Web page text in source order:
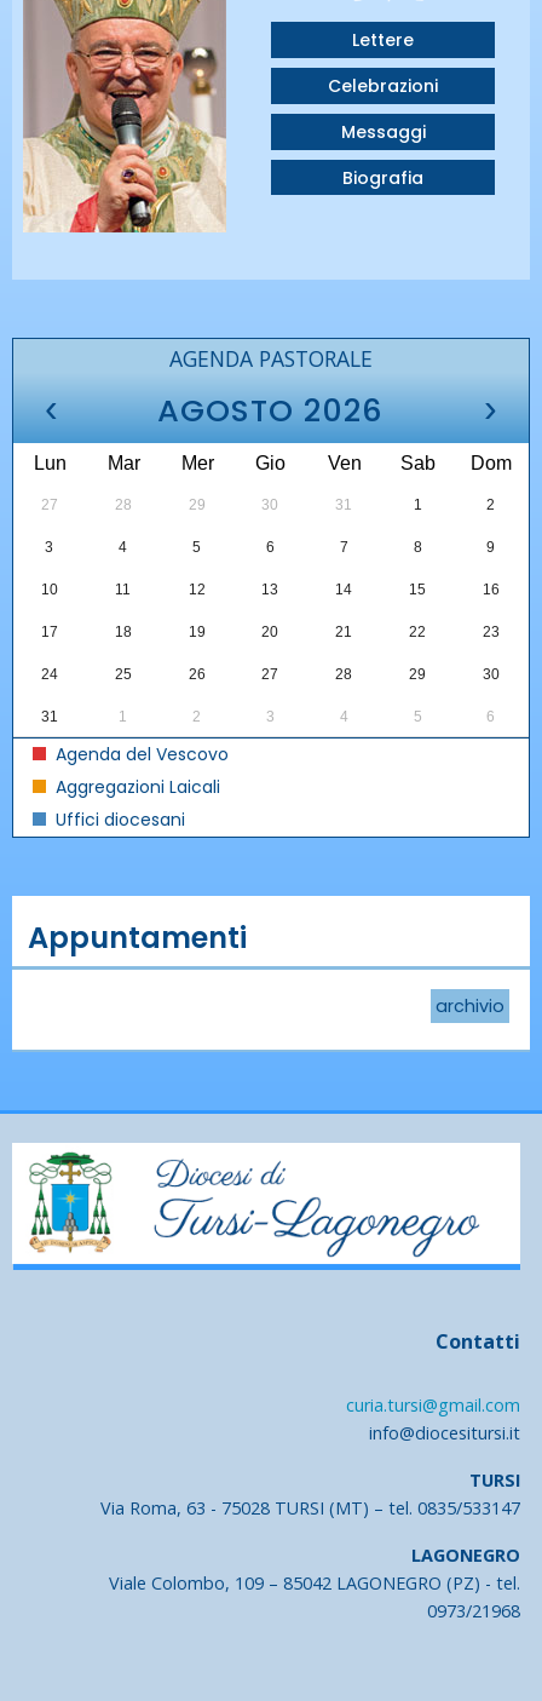
Lettere
Celebrazioni
Messaggi
Biografia
AGENDA PASTORALE
‹ AGOSTO 2026 ›
Lun Mar Mer Gio Ven Sab Dom
27 28 29 30 31 1 2
3 4 5 6 7 8 9
10 11 12 13 14 15 16
17 18 19 20 21 22 23
24 25 26 27 28 29 30
31 1 2 3 4 5 6
Agenda del Vescovo
Aggregazioni Laicali
Uffici diocesani
Appuntamenti
archivio
Contatti
curia.tursi@gmail.com
info@diocesitursi.it
TURSI
Via Roma, 63 - 75028 TURSI (MT) – tel. 0835/533147
LAGONEGRO
Viale Colombo, 109 – 85042 LAGONEGRO (PZ) - tel.
0973/21968